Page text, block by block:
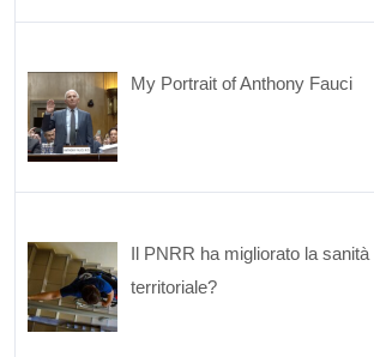
My Portrait of Anthony Fauci
Il PNRR ha migliorato la sanità
territoriale?